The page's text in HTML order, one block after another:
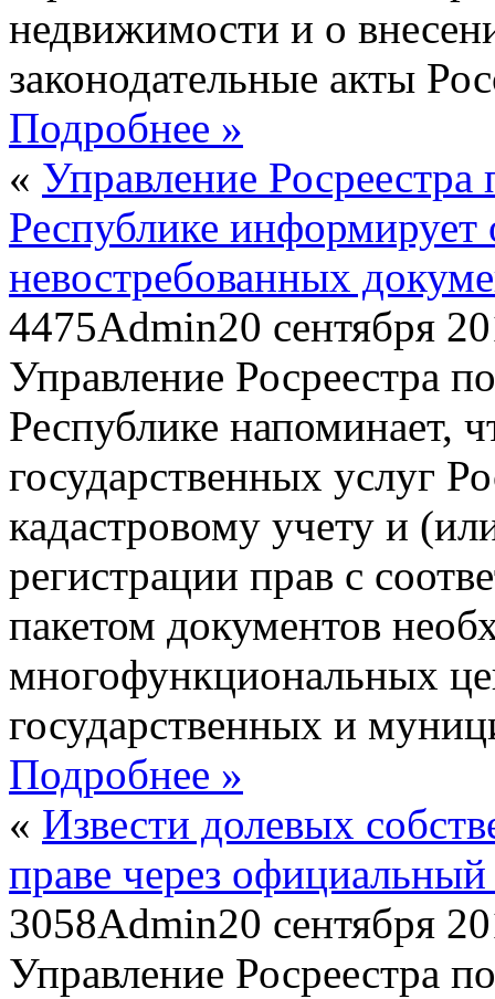
недвижимости и о
законодательные акты
Подробнее »
« Управление Росреестра
Республике информирует
невостребованных
4475Admin20 сентября
Управление Росреестра
Республике напоминает,
государственных услуг
кадастровому учету и
регистрации прав с
пакетом документов
многофункциональных
государственных и
Подробнее »
« Извести долевых
праве через официальный
3058Admin20 сентября
Управление Росреестра